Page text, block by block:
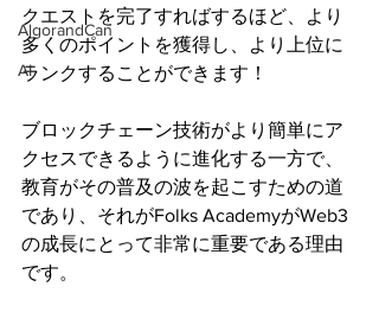
AlgorandCan
AI
クエストを完了すればするほど、より
多くのポイントを獲得し、より上位に
ランクすることができます！
ブロックチェーン技術がより簡単にア
クセスできるように進化する一方で、
教育がその普及の波を起こすための道
であり、それがFolks AcademyがWeb3
の成長にとって非常に重要である理由
です。